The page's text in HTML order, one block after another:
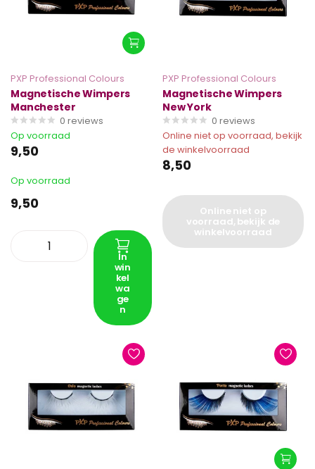
PXP Professional Colours
Magnetische Wimpers
Manchester
0 reviews
Op voorraad
9,50
Op voorraad
9,50
In
win
kel
wa
ge
n
PXP Professional Colours
Magnetische Wimpers
New York
0 reviews
Online niet op voorraad, bekijk
de winkelvoorraad
8,50
Online niet op
voorraad, bekijk de
winkelvoorraad